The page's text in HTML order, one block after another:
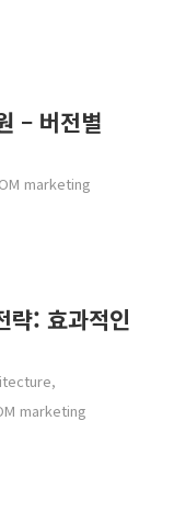
– 버전별
OM marketing
략: 효과적인
,
marketing